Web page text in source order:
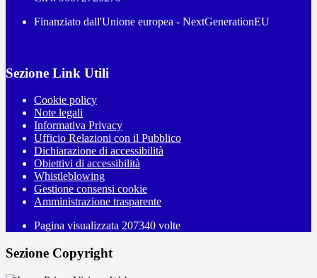
Finanziato dall'Unione europea - NextGenerationEU
Sezione Link Utili
Cookie policy
Note legali
Informativa Privacy
Ufficio Relazioni con il Pubblico
Dichiarazione di accessibilità
Obiettivi di accessibilità
Whistleblowing
Gestione consensi cookie
Amministrazione trasparente
Pagina visualizzata 207340 volte
Sezione Copyright